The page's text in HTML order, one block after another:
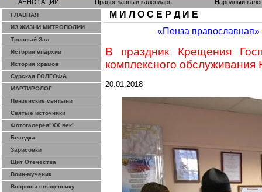
АННОТАЦИИ Православный календарь Народный
ГЛАВНАЯ
ИЗ ЖИЗНИ МИТРОПОЛИИ
Тронный Зал
История епархии
История храмов
Сурская ГОЛГОФА
МАРТИРОЛОГ
Пензенские святыни
Святые источники
Фотогалерея"ХХ век"
Беседка
Зарисовки
Щит Отечества
Воин-мученик
Вопросы священнику
М И Л О С Е Р Д И Е
«Пенза
В праздник Крещения
комплексного обслуживания
20.01.2018